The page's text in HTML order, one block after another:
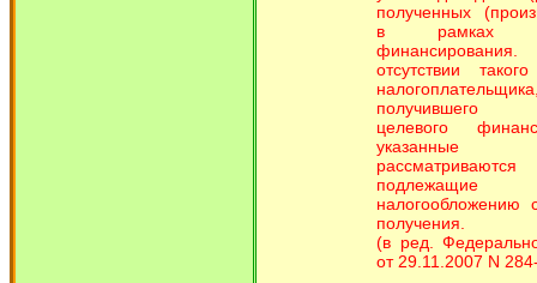
полученных
в рамках
отсутствии
получившего
целевого
указанные
подлежащие
налогообложению
получения.
(в ред.
от 29.11.2007 N